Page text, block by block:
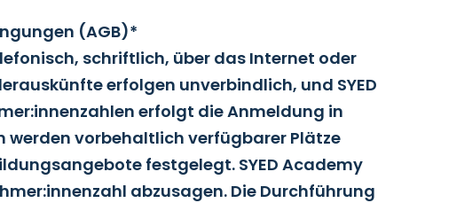
(AGB)*
schriftlich, über das Internet oder
erfolgen unverbindlich, und SYED
erfolgt die Anmeldung in
werden vorbehaltlich verfügbarer Plätze
festgelegt. SYED Academy
abzusagen. Die Durchführung